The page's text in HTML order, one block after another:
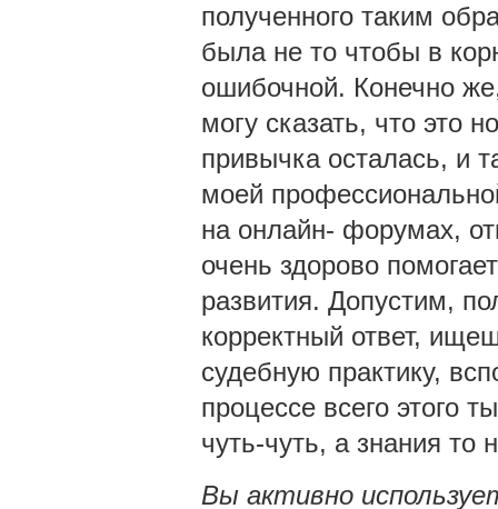
полученного таким
была не то чтобы в
ошибочной. Конечно
могу сказать, что это
привычка осталась, и
моей
на онлайн- форумах,
очень здорово
развития. Допустим,
корректный ответ,
судебную практику,
процессе всего этого
чуть-чуть, а знания то
Вы активно